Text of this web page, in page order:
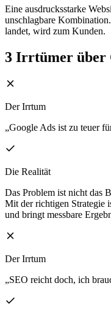
Eine ausdrucksstarke
unschlagbare
landet, wird zum Kunden.
3 Irrtümer über
Der Irrtum
„Google Ads ist zu teuer
Die Realität
Das Problem ist nicht das
Mit der richtigen Strategie
und bringt messbare
Der Irrtum
„SEO reicht doch, ich